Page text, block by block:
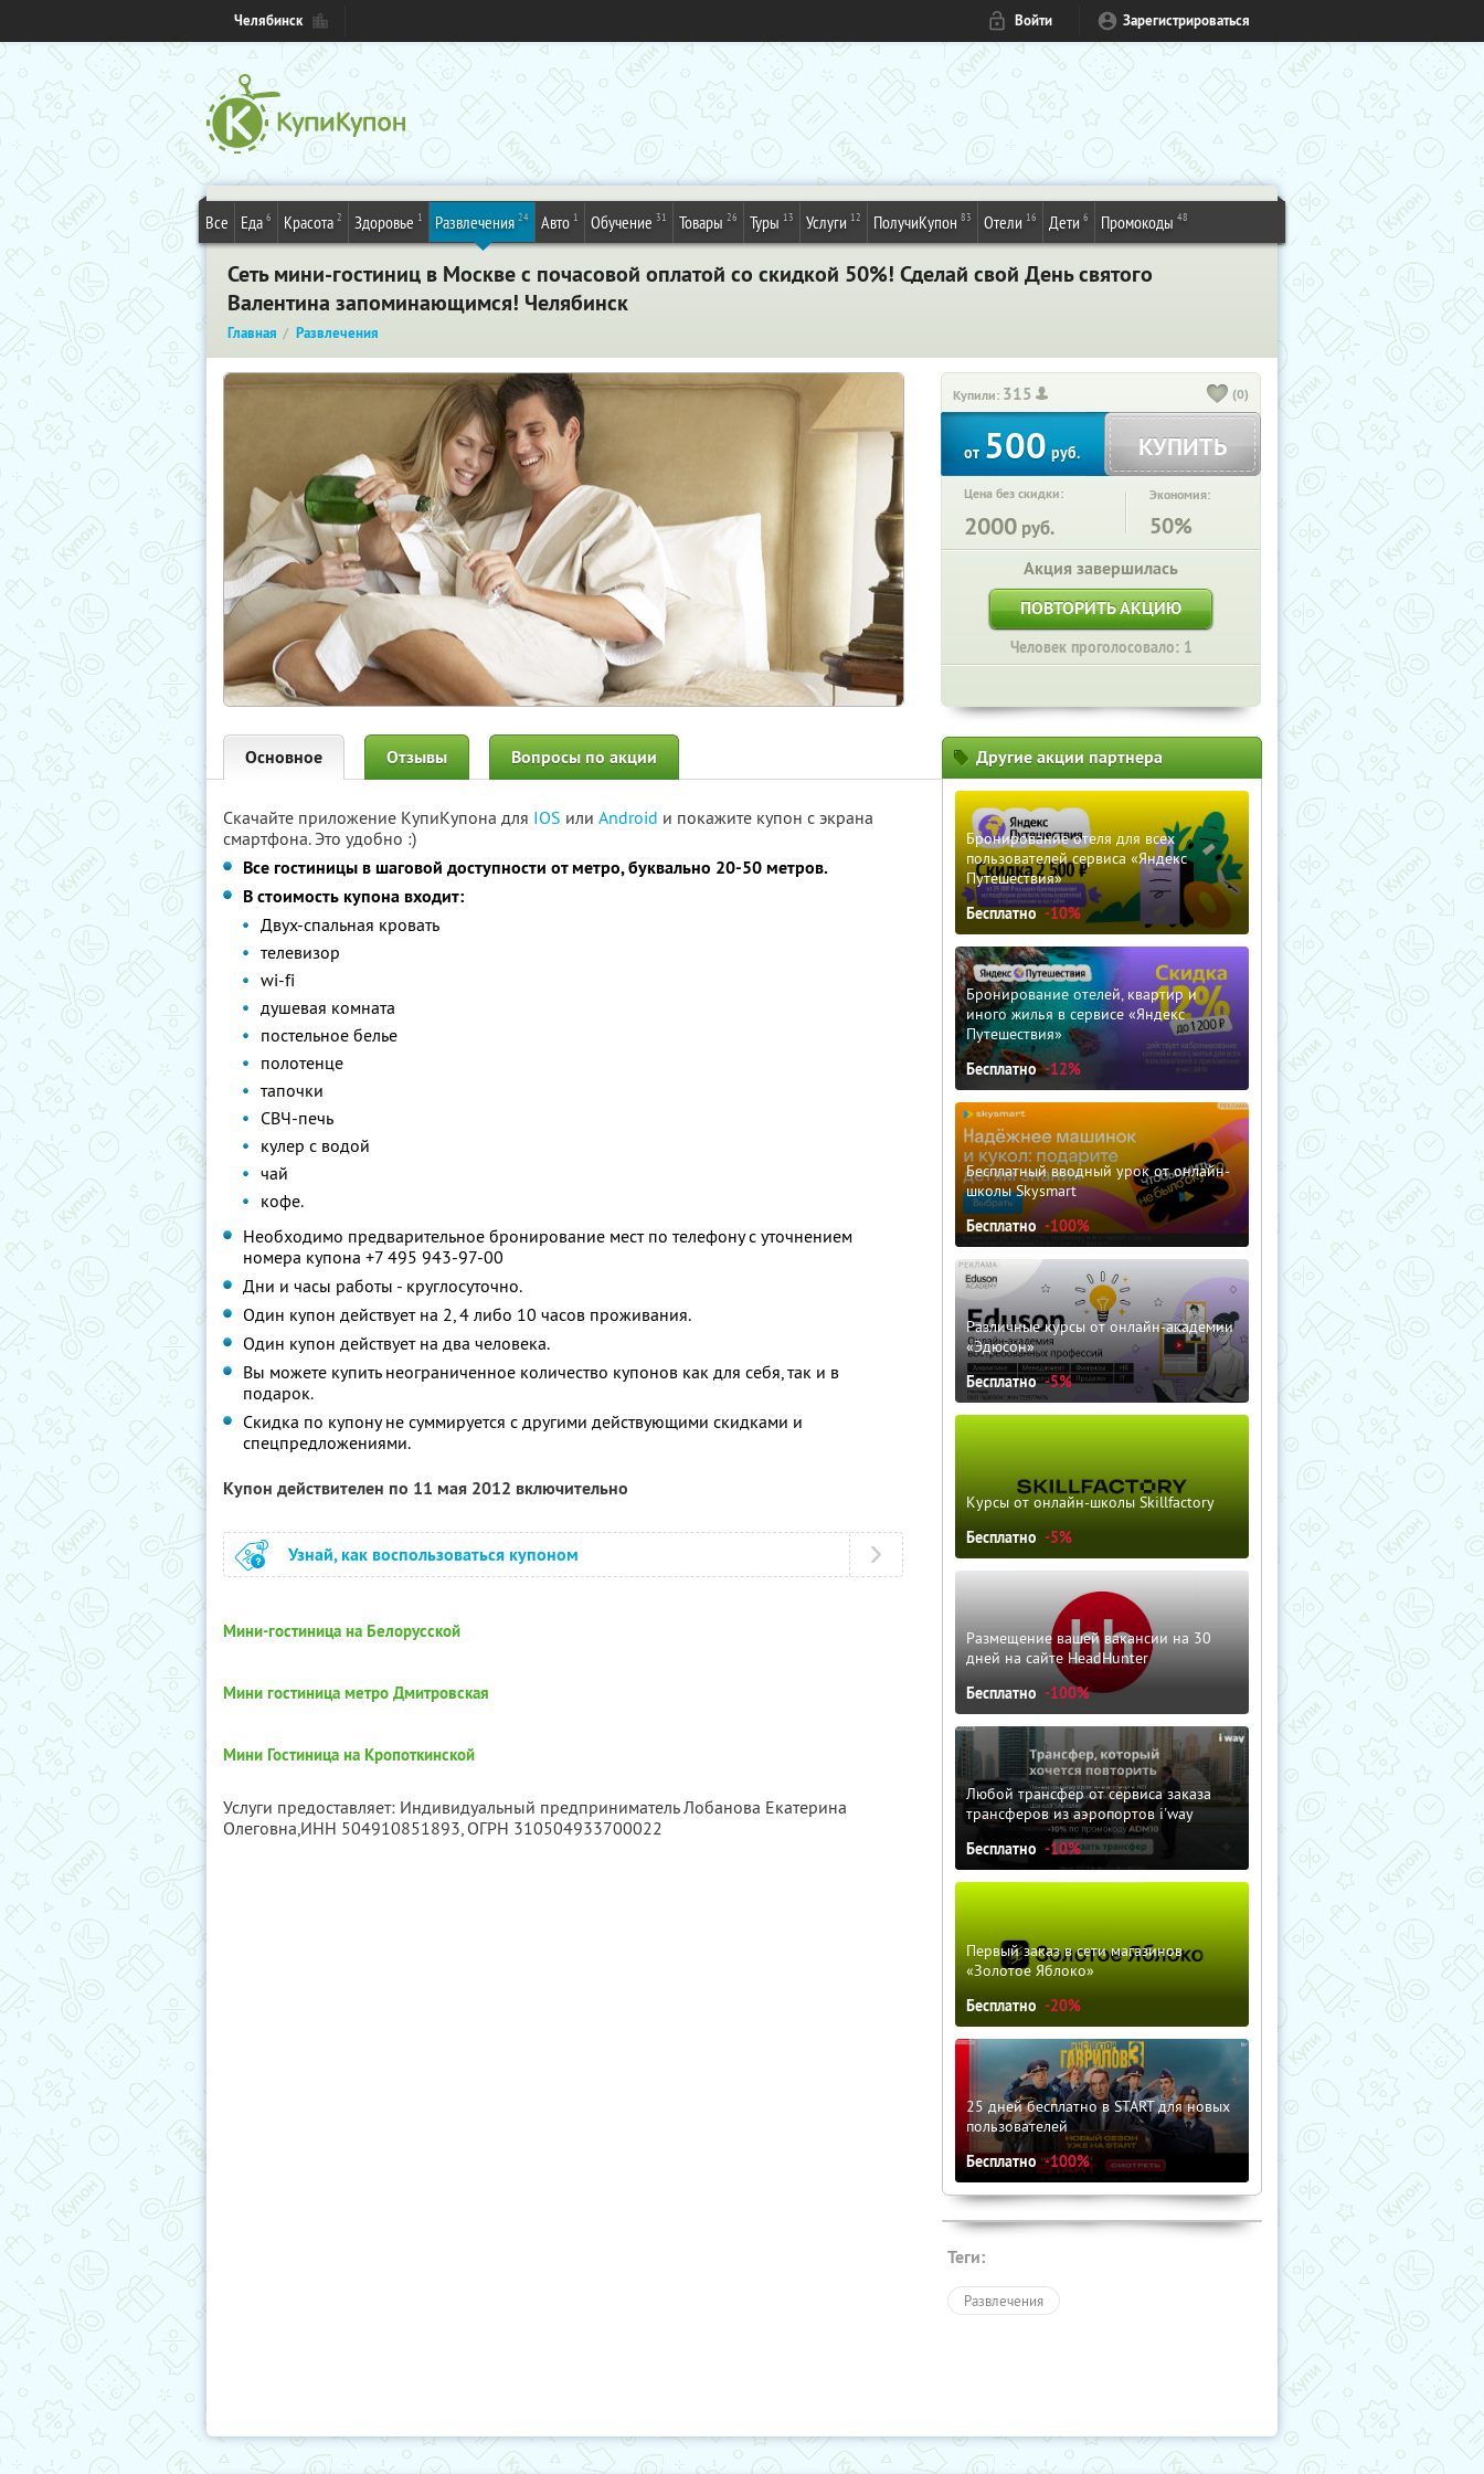
Челябинск Войти Зарегистрироваться
Все Еда 6 Красота 2 Здоровье 1 Развлечения 24 Авто 1 Обучение 31 Товары 26 Туры 13 Услуги 12 ПолучиКупон 83 Отели 16 Дети 6 Промокоды 48
Сеть мини-гостиниц в Москве с почасовой оплатой со скидкой 50%! Сделай свой День святого
Валентина запоминающимся! Челябинск
Главная Развлечения
Купили: 315 (0)
от500руб. КУПИТЬ
Цена без скидки:
2000 руб.
Экономия:
50%
Акция завершилась
ПОВТОРИТЬ АКЦИЮ
Человек проголосовало: 1
Основное Отзывы Вопросы по акции
Скачайте приложение КупиКупона для IOS или Android и покажите купон с экрана
смартфона. Это удобно :)
Все гостиницы в шаговой доступности от метро, буквально 20-50 метров.
В стоимость купона входит:
Двух-спальная кровать
телевизор
wi-fi
душевая комната
постельное белье
полотенце
тапочки
СВЧ-печь
кулер с водой
чай
кофе.
Необходимо предварительное бронирование мест по телефону с уточнением
номера купона +7 495 943-97-00
Дни и часы работы - круглосуточно.
Один купон действует на 2, 4 либо 10 часов проживания.
Один купон действует на два человека.
Вы можете купить неограниченное количество купонов как для себя, так и в
подарок.
Скидка по купону не суммируется с другими действующими скидками и
спецпредложениями.
Купон действителен по 11 мая 2012 включительно
Узнай, как воспользоваться купоном
Мини-гостиница на Белорусской
Мини гостиница метро Дмитровская
Мини Гостиница на Кропоткинской
Услуги предоставляет: Индивидуальный предприниматель Лобанова Екатерина
Олеговна,ИНН 504910851893, ОГРН 310504933700022
Другие акции партнера
Бронирование отеля для всех
пользователей сервиса «Яндекс
Путешествия»
Бесплатно -10%
Бронирование отелей, квартир и
иного жилья в сервисе «Яндекс
Путешествия»
Бесплатно -12%
Бесплатный вводный урок от онлайн-
школы Skysmart
Бесплатно -100%
Различные курсы от онлайн-академии
«Эдюсон»
Бесплатно -5%
Курсы от онлайн-школы Skillfactory
Бесплатно -5%
Размещение вашей вакансии на 30
дней на сайте HeadHunter
Бесплатно -100%
Любой трансфер от сервиса заказа
трансферов из аэропортов i'way
Бесплатно -10%
Первый заказ в сети магазинов
«Золотое Яблоко»
Бесплатно -20%
25 дней бесплатно в START для новых
пользователей
Бесплатно -100%
Теги:
Развлечения